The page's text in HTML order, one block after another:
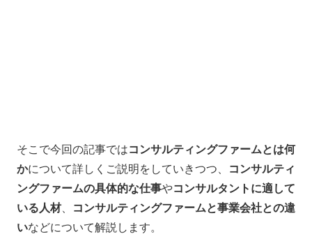
そこで今回の記事ではコンサルティングファームとは何
かについて詳しくご説明をしていきつつ、
コンサルティ
ングファームの具体的な仕事やコンサルタントに適して
いる人材、
コンサルティングファームと事業会社との違
いなどについて解説します。